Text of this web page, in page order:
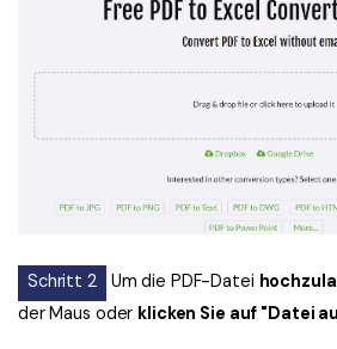
Schritt 2 Um die PDF-Datei
der Maus oder klicken Sie auf "Datei